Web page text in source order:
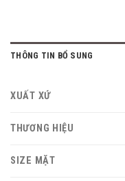
THÔNG TIN BỔ SUNG
XUẤT XỨ
THƯƠNG HIỆU
SIZE MẶT